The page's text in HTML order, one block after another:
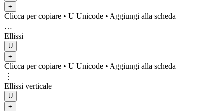
+
Clicca per copiare • U Unicode • Aggiungi alla scheda
…
Ellissi
U
+
Clicca per copiare • U Unicode • Aggiungi alla scheda
⋮
Ellissi verticale
U
+